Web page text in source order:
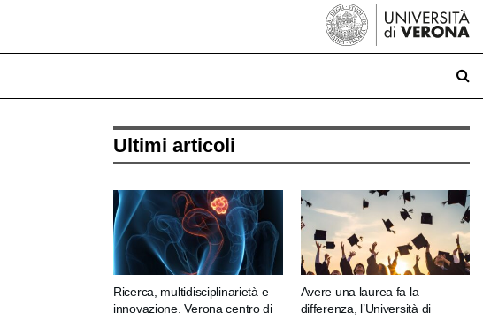
Ultimi articoli
Ricerca, multidisciplinarietà e
innovazione. Verona centro di
Avere una laurea fa la
differenza, l’Università di